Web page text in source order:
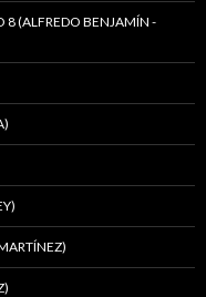
8 (ALFREDO BENJAMÍN -